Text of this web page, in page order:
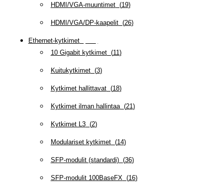
HDMI/VGA-muuntimet(19)
HDMI/VGA/DP-kaapelit(26)
Ethernet-kytkimet(
10 Gigabit kytkimet(11 )
Kuitukytkimet(3)
Kytkimet hallittavat(18)
Kytkimet ilman hallintaa(21 )
Kytkimet L3(2)
Modulariset kytkimet(14)
SFP-modulit (standardi)(36)
SFP-modulit 100BaseFX (16)